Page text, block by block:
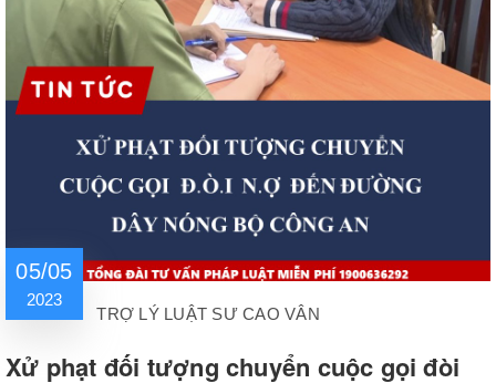
05/05
2023
TRỢ LÝ LUẬT SƯ CAO VÂN
Xử phạt đối tượng chuyển cuộc gọi đòi